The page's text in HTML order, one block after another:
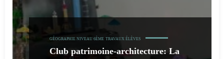
GÉOGRAPHIE NIVEAU 6ÈME TRAVAUX ÉLÈVES
Club patrimoine-architecture: La